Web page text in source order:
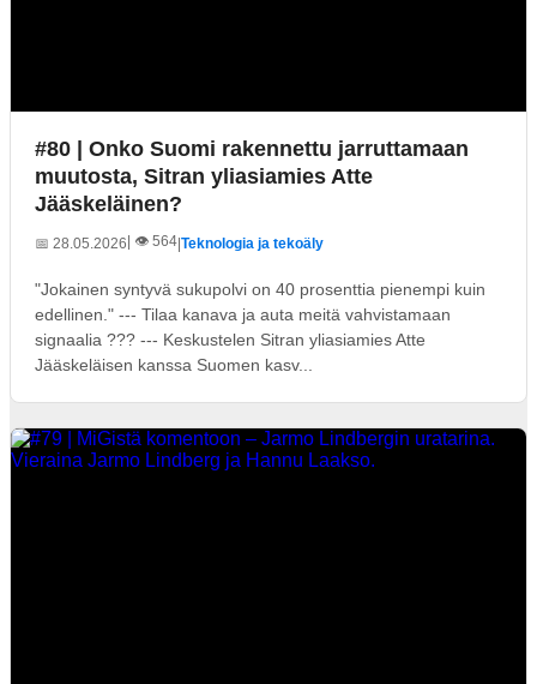
#80 | Onko Suomi rakennettu jarruttamaan
muutosta, Sitran yliasiamies Atte
Jääskeläinen?
📅 28.05.2026 | 👁️ 564|Teknologia ja tekoäly
"Jokainen syntyvä sukupolvi on 40 prosenttia pienempi kuin
edellinen." --- Tilaa kanava ja auta meitä vahvistamaan
signaalia ??? --- Keskustelen Sitran yliasiamies Atte
Jääskeläisen kanssa Suomen kasv...